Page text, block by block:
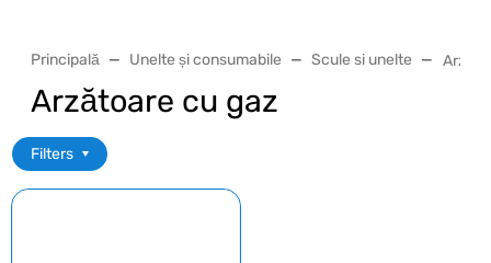
Principală Unelte și consumabile Scule si unelte
Arzătoare cu gaz
Filters